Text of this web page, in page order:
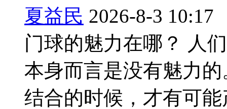
夏益民 2026-8-3 10:17
门球的魅力在哪？ 人
本身而言是没有魅力
结合的时候，才有可